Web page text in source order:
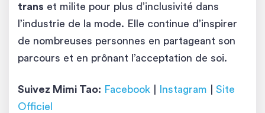
trans et milite pour plus d’inclusivité dans
l’industrie de la mode. Elle continue d’inspirer
de nombreuses personnes en partageant son
parcours et en prônant l’acceptation de soi.
Suivez Mimi Tao: Facebook Instagram
Site
Officiel